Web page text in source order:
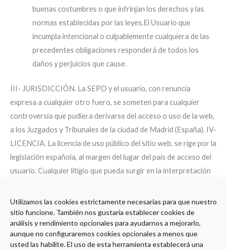
Utilizamos las cookies estrictamente necesarias para que nuestro
sitio funcione. También nos gustaría establecer cookies de
análisis y rendimiento opcionales para ayudarnos a mejorarlo,
aunque no configuraremos cookies opcionales a menos que
usted las habilite. El uso de esta herramienta establecerá una
buenas costumbres o que infrinjan los derechos y las
normas establecidas por las leyes.El Usuario que
incumpla intencional o culpablemente cualquiera de las
precedentes obligaciones responderá de todos los
daños y perjuicios que cause.
III- JURISDICCIÓN. La SEPD y el usuario, con renuncia
expresa a cualquier otro fuero, se someten para cualquier
controversia que pudiera derivarse del acceso o uso de la web,
a los Juzgados y Tribunales de la ciudad de Madrid (España). IV-
LICENCIA. La licencia de uso público del sitio web, se rige por la
legislación española, al margen del lugar del país de acceso del
usuario. Cualquier litigio que pueda surgir en la interpretación
españoles. V- COPYRIGHT: Prohibida la reproducción total o
parcial de textos y gráficos, por cualquier medio, sin
autorización expresa por escrito de la SEPD. Para insertar
estos textos, imágenes o noticias en la publicación o difusión